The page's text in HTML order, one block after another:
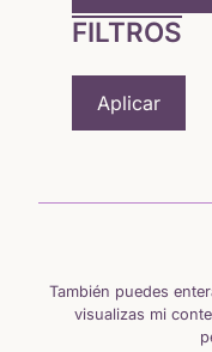
FILTROS
Aplicar
También puedes
visualizas mi